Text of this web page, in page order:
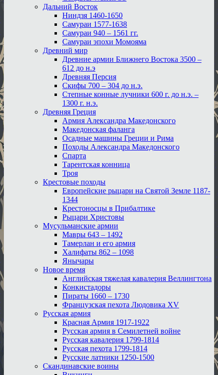
Дальний Восток
Ниндзя 1460-1650
Самураи 1577-1638
Самураи 940 – 1561 гг.
Самураи эпохи Момояма
Древний мир
Древние армии Ближнего Востока 3500 –
612 до н.э
Древняя Персия
Скифы 700 – 304 до н.э.
Степные конные лучники 600 г. до н.э. –
1300 г. н.э.
Древняя Греция
Армия Александра Македонского
Македонская фаланга
Осадные машины Греции и Рима
Походы Александра Македонского
Спарта
Тарентская конница
Троя
Крестовые походы
Европейские рыцари на Святой Земле 1187-
1344
Крестоносцы в Прибалтике
Рыцари Христовы
Мусульманские армии
Мавры 643 – 1492
Тамерлан и его армия
Халифаты 862 – 1098
Янычары
Новое время
Английская тяжелая кавалерия Веллингтона
Конкистадоры
Пираты 1660 – 1730
Французская пехота Людовика XV
Русская армия
Красная Армия 1917-1922
Русская армия в Семилетней войне
Русская кавалерия 1799-1814
Русская пехота 1799-1814
Русские латники 1250-1500
Скандинавские воины